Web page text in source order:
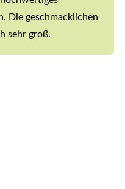
Die geschmacklichen
sehr groß.